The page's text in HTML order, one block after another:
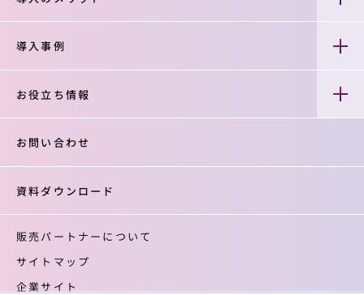
導入事例
お役立ち情報
お問い合わせ
資料ダウンロード
販売パートナーについて
サイトマップ
企業サイト